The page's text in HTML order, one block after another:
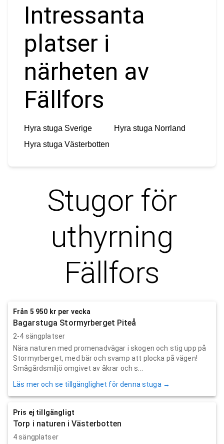
Intressanta
platser i
närheten av
Fällfors
Hyra stuga Sverige Hyra stuga Norrland
Hyra stuga Västerbotten
Stugor för
uthyrning
Fällfors
Från 5 950 kr per vecka
Bagarstuga Stormyrberget Piteå
2-4 sängplatser
Nära naturen med promenadvägar i skogen och stig upp på
Stormyrberget, med bär och svamp att plocka på vägen!
Smågårdsmiljö omgivet av åkrar och s...
Läs mer och se tillgänglighet för denna stuga →
Pris ej tillgängligt
Torp i naturen i Västerbotten
4 sängplatser